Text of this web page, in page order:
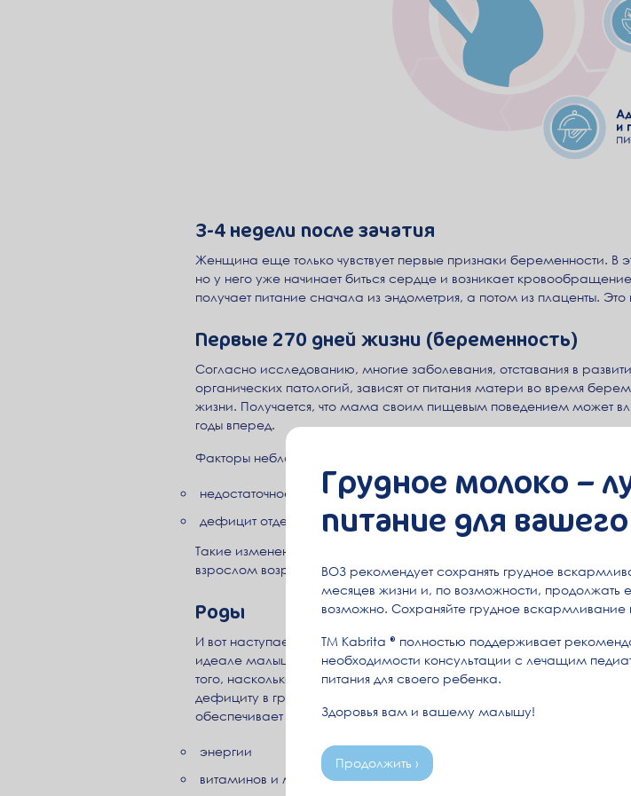
3-4 недели после зачатия
Женщина еще только чувствует первые признаки беременности.
но у него уже начинает биться сердце и возникает
получает питание cначала из эндометрия, а потом из плаценты.
Первые 270 дней жизни (беременность)
Согласно исследованию, многие заболевания, отставания в
органических патологий, зависят от питания матери во время
жизни. Получается, что мама своим пищевым поведением может
годы вперед.
Факторы неблагоприятного внутриутробного развития
недостаточное или избыточное питание беременной женщины,
дефицит отдельных нутриентов. .
Такие изменения увеличивают риск развития сердечно-
взрослом возрасте.
Роды
И вот наступает день знакомства ребенка и мамы – день родов.
идеале малыша выкармливают грудным молоком. Известно, что
того, насколько сбалансировано питание женщины по
дефициту в грудном молоке и, как следствие, может негативно
обеспечивает поступление в организм ребенка:
энергии
витаминов и минералов
Грудное молоко –
питание для
ВОЗ рекомендует сохранять грудное
месяцев жизни и, по возможности, продолжать
возможно. Сохраняйте грудное
ТМ Kabrita
полностью поддерживает
необходимости консультации с лечащим
питания для своего ребенка.
Здоровья вам и вашему малышу!
Продолжить ›